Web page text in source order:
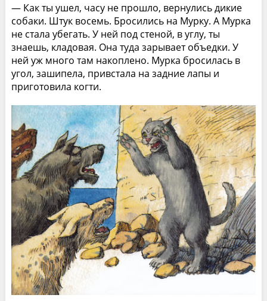
— Как ты ушел, часу не прошло, вернулись дикие
собаки. Штук восемь. Бросились на Мурку. А Мурка
не стала убегать. У ней под стеной, в углу, ты
знаешь, кладовая. Она туда зарывает объедки. У
ней уж много там накоплено. Мурка бросилась в
угол, зашипела, привстала на задние лапы и
приготовила когти.